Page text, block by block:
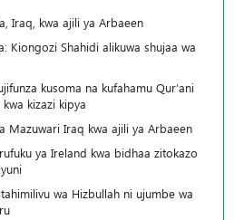
Iraq, kwa ajili ya Arbaeen
Kiongozi Shahidi alikuwa shujaa wa
kusoma na kufahamu Qur’ani
kizazi kipya
Mazuwari Iraq kwa ajili ya Arbaeen
ya Ireland kwa bidhaa zitokazo
wa Hizbullah ni ujumbe wa